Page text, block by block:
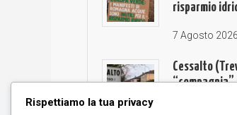
risparmio
7 Agosto 2026
Cessalto
Rispettiamo la tua privacy